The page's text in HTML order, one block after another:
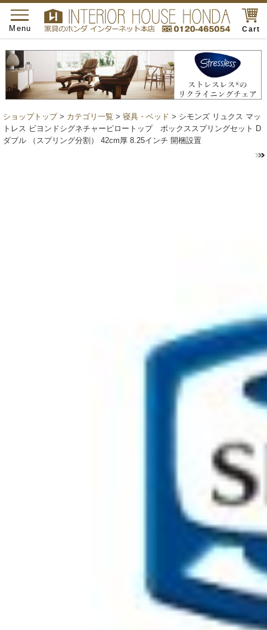
Cart
toggle
navigation
Menu
ショップトップ> カテゴリ一覧 > 寝具・ベッド > シモンズ リュクス マッ
トレス ビヨンドシグネチャーピロートップ ボックススプリングセット D
ダブル （スプリング分割） 42cm厚 8.25インチ 開梱設置